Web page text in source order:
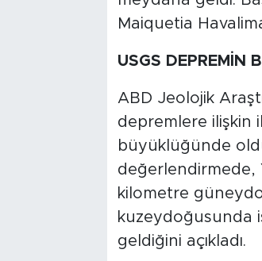
Maiquetia
USGS DEPREMİN
ABD Jeolojik
depremlere ilişkin
büyüklüğünde
değerlendirmede,
kilometre
kuzeydoğusunda
geldiğini açıkladı.